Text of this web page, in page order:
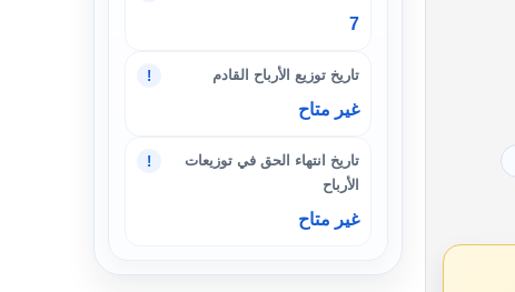
7
تاريخ توزيع الأرباح القادم !
غير متاح
تاريخ انتهاء الحق في توزيعات
الأرباح
!
غير متاح